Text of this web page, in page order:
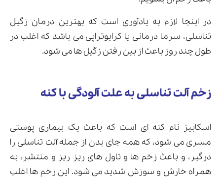
در اینجا لازم به یادآوری است که بهترین درمان زگیل
تناسلی، سرما درمانی یا کرایوتراپی می باشد که اغلب در
طول چند روز باعث از بین رفتن زگیل ها می شود.
زخم آلت تناسلی به علت آلودگی با کنه
اسکابیز نام کنه ای است که باعث یک بیماری پوستی
مسری می شود، که همه جای بدن از جمله آلت تناسلی را
درگیر، و باعث زخم ها و تاول های ریز ریز و منتشر، به
همراه خارش و سوزش شدید می شود. این زخم ها اغلب